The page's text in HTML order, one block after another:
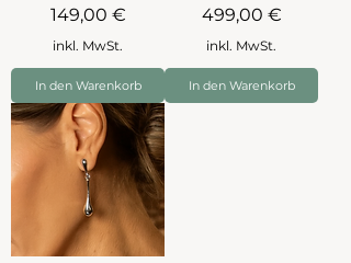
Preis
149,00 €
inkl. MwSt.
In den Warenkorb
Preis
499,00 €
inkl. MwSt.
In den Warenkorb